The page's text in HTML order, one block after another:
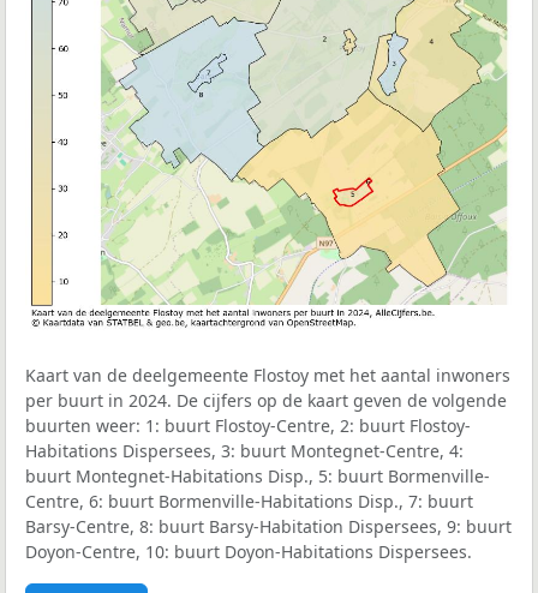
Kaart van de deelgemeente Flostoy met het aantal inwoners
per buurt in 2024. De cijfers op de kaart geven de volgende
buurten weer: 1: buurt Flostoy-Centre, 2: buurt Flostoy-
Habitations Dispersees, 3: buurt Montegnet-Centre, 4:
buurt Montegnet-Habitations Disp., 5: buurt Bormenville-
Centre, 6: buurt Bormenville-Habitations Disp., 7: buurt
Barsy-Centre, 8: buurt Barsy-Habitation Dispersees, 9: buurt
Doyon-Centre, 10: buurt Doyon-Habitations Dispersees.